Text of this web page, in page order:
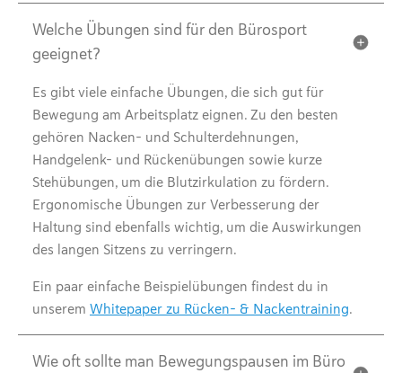
Welche Übungen sind für den Bürosport
geeignet?
Es gibt viele einfache Übungen, die sich gut für
Bewegung am Arbeitsplatz eignen. Zu den besten
gehören Nacken- und Schulterdehnungen,
Handgelenk- und Rückenübungen sowie kurze
Stehübungen, um die Blutzirkulation zu fördern.
Ergonomische Übungen zur Verbesserung der
Haltung sind ebenfalls wichtig, um die Auswirkungen
des langen Sitzens zu verringern.
Ein paar einfache Beispielübungen findest du in
unserem Whitepaper zu Rücken- & Nackentraining.
Wie oft sollte man Bewegungspausen im Büro